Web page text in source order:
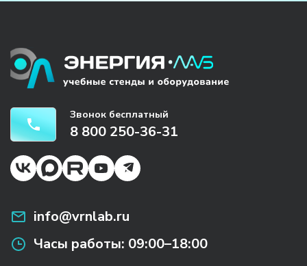
Звонок бесплатный
8 800 250-36-31
info@vrnlab.ru
Часы работы: 09:00–18:00